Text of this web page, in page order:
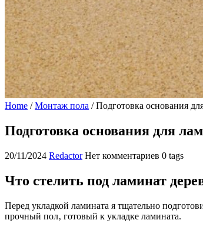
Home /Монтаж пола /Подготовка основания
Подготовка основания для
20/11/2024 Redactor Нет комментариев 0 tags
Что стелить под ламинат
Перед укладкой ламината я тщательно
прочный пол‚ готовый к укладке ламината.